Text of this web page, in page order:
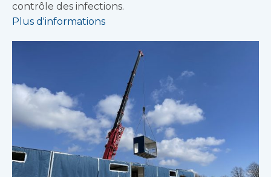
contrôle des infections.
Plus d'informations